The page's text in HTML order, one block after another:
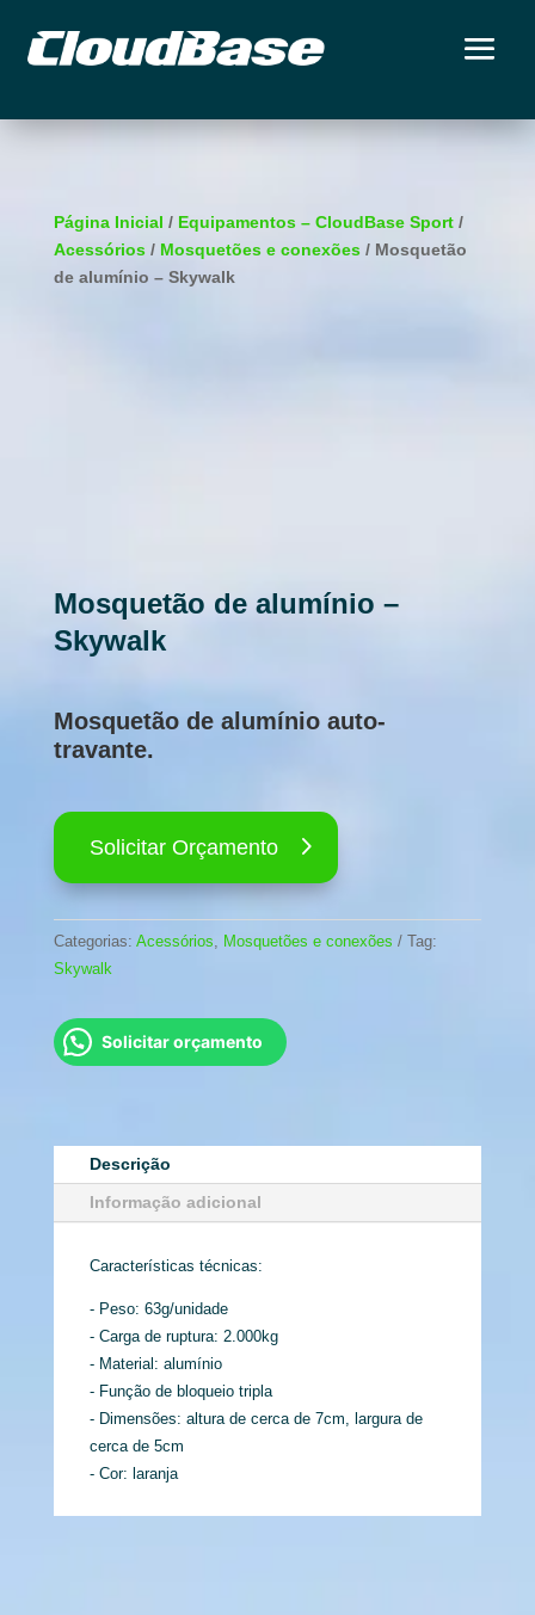
Página Inicial / Equipamentos – CloudBase Sport/
Acessórios/ Mosquetões e conexões/ Mosquetão
de alumínio – Skywalk
Mosquetão de alumínio –
Skywalk
Mosquetão de alumínio auto-
travante.
Solicitar Orçamento
Categorias: Acessórios Mosquetões e conexões
Tag:
Skywalk
Solicitar orçamento
Descrição
Informação adicional
Características técnicas:
- Peso: 63g/unidade
- Carga de ruptura: 2.000kg
- Material: alumínio
- Função de bloqueio tripla
- Dimensões: altura de cerca de 7cm, largura de
cerca de 5cm
- Cor: laranja